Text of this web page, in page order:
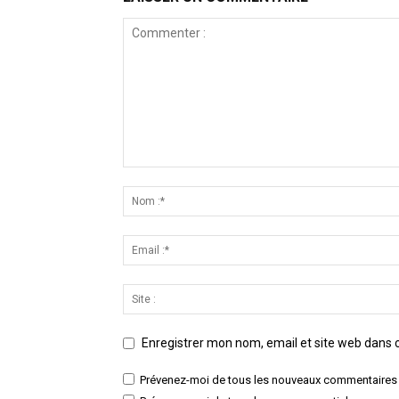
Enregistrer mon nom, email et site web
Prévenez-moi de tous les nouveaux